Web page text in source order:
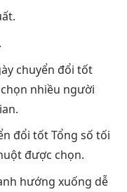
chuyển đổi tốt
nhiều người
đổi tốtTổng số tối
được chọn.
hướng xuống dễ